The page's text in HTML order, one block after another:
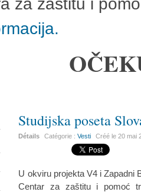
Studijska poseta
Détails Catégorie :Vesti Créé le20 mai
U okviru projekta V4 i Zapadni
Centar za zaštitu i pomoć